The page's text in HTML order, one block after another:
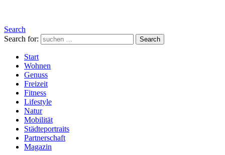
Search
Search for:
Search
Start
Wohnen
Genuss
Freizeit
Fitness
Lifestyle
Natur
Mobilität
Städteportraits
Partnerschaft
Magazin